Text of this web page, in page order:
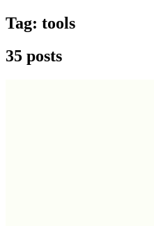
Tag: tools
35 posts